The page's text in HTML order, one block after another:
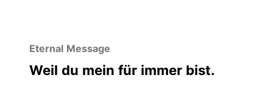
Eternal Message
Weil du mein für immer bist.